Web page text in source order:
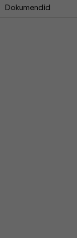
Dokumendid